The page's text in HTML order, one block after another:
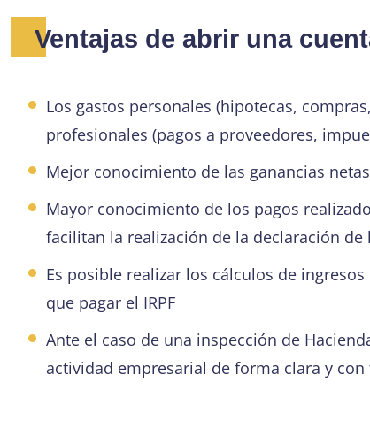
Ventajas de abrir una
Los gastos personales (hipotecas,
profesionales (pagos a proveedores,
Mejor conocimiento de las ganancias
Mayor conocimiento de los pagos
facilitan la realización de la declaración de
Es posible realizar los cálculos de
que pagar el IRPF
Ante el caso de una inspección de
actividad empresarial de forma clara y